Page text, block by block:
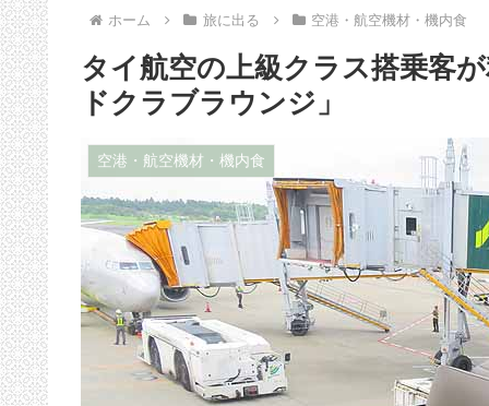
ホーム 旅に出る 空港・航空機材・機内食
タイ航空の上級クラス搭乗客
ドクラブラウンジ」
空港・航空機材・機内食